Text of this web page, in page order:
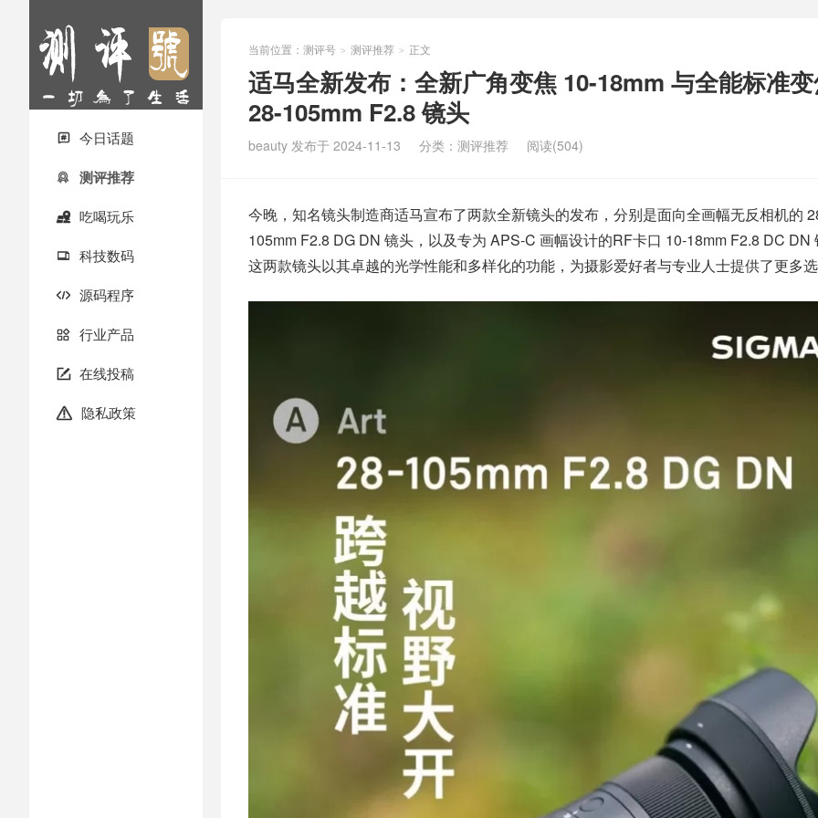
 今日话题
 测评推荐
 吃喝玩乐
 科技数码
 源码程序
 行业产品
 在线投稿
 隐私政策
当前位置： 测评号 > 测评推荐 > 正文
适马全新发布：全新广角变焦 10-18mm 与全能标准
28-105mm F2.8 镜头
beauty 发布于 2024-11-13 分类： 测评推荐 阅读(504)
今晚，知名镜头制造商适马宣布了两款全新镜头的发布，分别是面向全画幅无反相机的
105mm F2.8 DG DN 镜头，以及专为 APS-C 画幅设计的RF卡口 10-18mm F2.8 DC DN
这两款镜头以其卓越的光学性能和多样化的功能，为摄影爱好者与专业人士提供了更多